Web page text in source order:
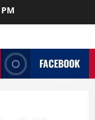
FACEBOOK